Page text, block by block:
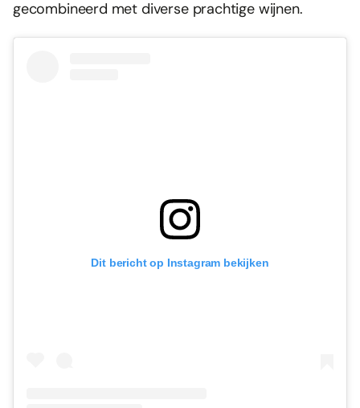
gecombineerd met diverse prachtige wijnen.
Dit bericht op Instagram bekijken